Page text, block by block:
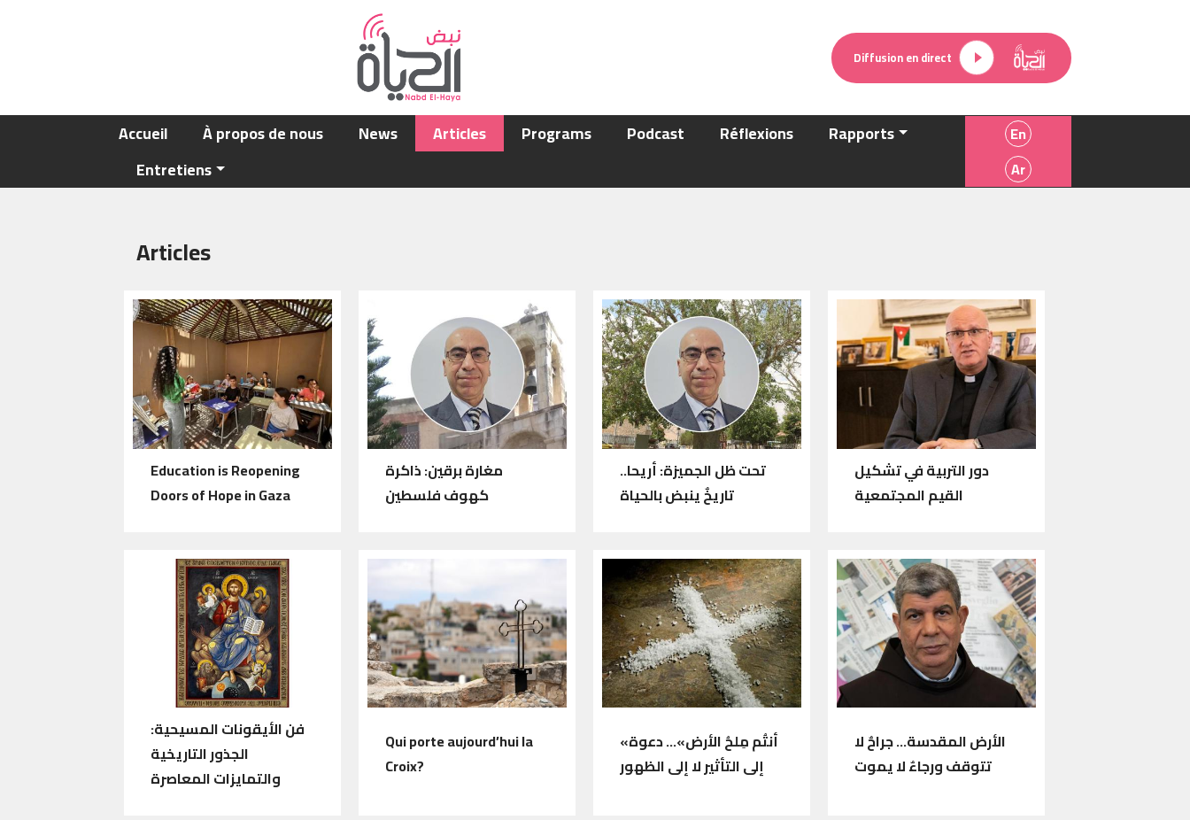
Diffusion en direct
Main navigation
Accueil À propos de nous News Articles Programs Podcast Réflexions
Rapports
Entretiens
Articles
Education is Reopening
Doors of Hope in Gaza
مغارة برقين: ذاكرة
كهوف فلسطين
تحت ظل الجميزة: أريحا..
تاريخٌ ينبض بالحياة
دور التربية في تشكيل
القيم المجتمعية
فن الأيقونات المسيحية:
الجذور التاريخية
والتمايزات المعاصرة
Qui porte aujourd’hui la
Croix?
«أنتُم مِلحُ الأرض»… دعوة
إلى التأثير لا إلى الظهور
الأرض المقدسة... جراحٌ لا
تتوقف ورجاءٌ لا يموت